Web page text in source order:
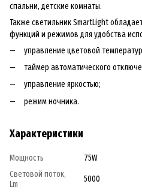
спальни, детские комнаты.
Также светильник SmartLight
функций и режимов для удобства
управление цветовой
таймер автоматического
управление яркостью;
режим ночника.
Характеристики
Мощность
75W
Световой поток,
Lm
5000